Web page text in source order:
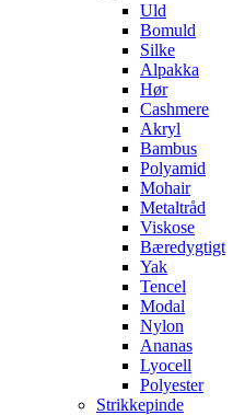
Uld
Bomuld
Silke
Alpakka
Hør
Cashmere
Akryl
Bambus
Polyamid
Mohair
Metaltråd
Viskose
Bæredygtigt
Yak
Tencel
Modal
Nylon
Ananas
Lyocell
Polyester
Strikkepinde